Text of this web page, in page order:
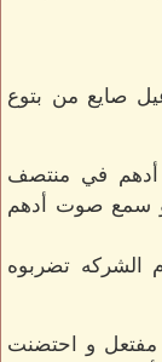
صايع من بتوع
أدهم في منتصف
و سمع صوت أدهم
الشركه تضربوه
مفتعل و احتضنت